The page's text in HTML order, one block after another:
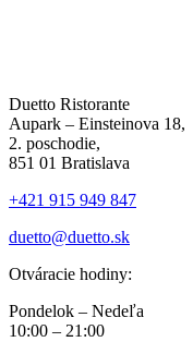
Duetto Ristorante
Aupark – Einsteinova 18,
2. poschodie,
851 01 Bratislava
+421 915 949 847
duetto@duetto.sk
Otváracie hodiny:
Pondelok – Nedeľa
10:00 – 21:00